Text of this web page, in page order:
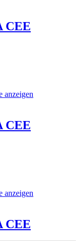
CEE
anzeigen
CEE
anzeigen
CEE